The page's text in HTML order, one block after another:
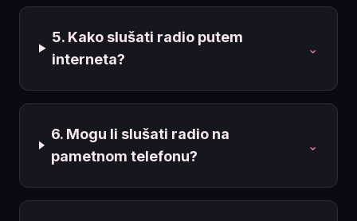
5. Kako slušati radio putem
interneta?
⌄
6. Mogu li slušati radio na
pametnom telefonu?
⌄